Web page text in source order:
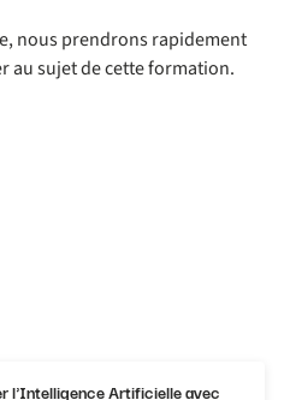
nous prendrons rapidement
au sujet de cette formation.
l'Intelligence Artificielle avec